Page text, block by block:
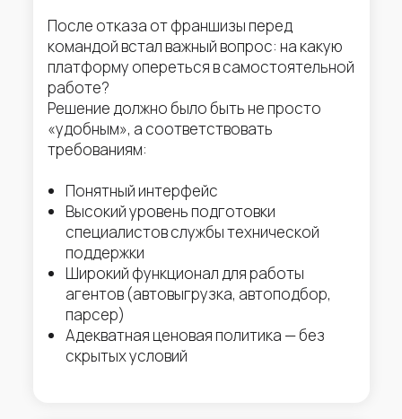
После отказа от франшизы перед
командой встал важный вопрос: на какую
платформу опереться в самостоятельной
работе?
Решение должно было быть не просто
«удобным», а соответствовать
требованиям:
Понятный интерфейс
Высокий уровень подготовки
специалистов службы технической
поддержки
Широкий функционал для работы
агентов (автовыгрузка, автоподбор,
парсер)
Адекватная ценовая политика — без
скрытых условий